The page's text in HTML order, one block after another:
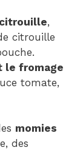
,
citrouille
le fromage
tomate,
momies
des